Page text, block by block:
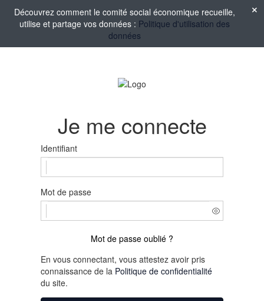
Découvrez comment le comité social économique recueille,
utilise et partage vos données : Politique d'utilisation des
données
Je me connecte
Identifiant
Mot de passe
Mot de passe oublié ?
En vous connectant, vous attestez avoir pris
connaissance de la Politique de confidentialité
du site.